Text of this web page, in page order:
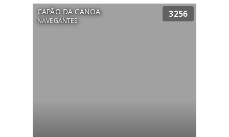
CAPÃO DA CANOA
NAVEGANTES
3256